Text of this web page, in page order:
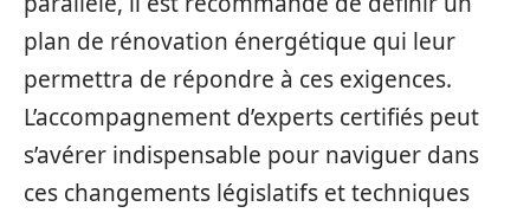
plan de rénovation énergétique qui leur
permettra de répondre à ces exigences.
L’accompagnement d’experts certifiés peut
s’avérer indispensable pour naviguer dans
ces changements législatifs et techniques